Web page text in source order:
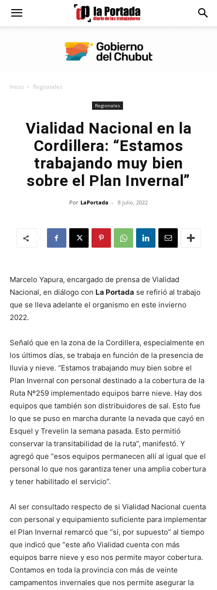
Diario
Inicio Regionales
Regionales
Vialidad Nacional en la
Cordillera: “Estamos
trabajando muy bien
sobre el Plan Invernal”
Por LaPortada - 8 julio, 2022
Marcelo Yapura, encargado de prensa de Vialidad
Nacional, en diálogo con La Portada se refirió al trabajo
que se lleva adelante el organismo en este invierno
2022.
Señaló que en la zona de la Cordillera, especialmente en
los últimos días, se trabaja en función de la presencia de
lluvia y nieve. “Estamos trabajando muy bien sobre el
Plan Invernal con personal destinado a la cobertura de la
Ruta Nº259 implementado equipos barre nieve. Hay dos
equipos que también son distribuidores de sal. Esto fue
lo que se puso en marcha durante la nevada que cayó en
Esquel y Trevelin la semana pasada. Esto permitió
conservar la transitabilidad de la ruta”, manifestó. Y
agregó que “esos equipos permanecen allí al igual que el
personal lo que nos garantiza tener una amplia cobertura
y tener habilitado el servicio”.
Al ser consultado respecto de si Vialidad Nacional cuenta
con personal y equipamiento suficiente para implementar
el Plan Invernal remarcó que “si, por supuesto” al tiempo
que indicó que “este año Vialidad cuenta con más
equipos barre nieve y eso nos permite mayor cobertura.
Contamos en toda la provincia con más de veinte
campamentos invernales que nos permite asegurar la